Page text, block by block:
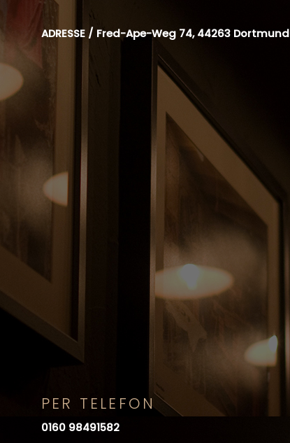
ADRESSE / Fred-Ape-Weg 74, 44263
PER TELEFON
0160 98491582